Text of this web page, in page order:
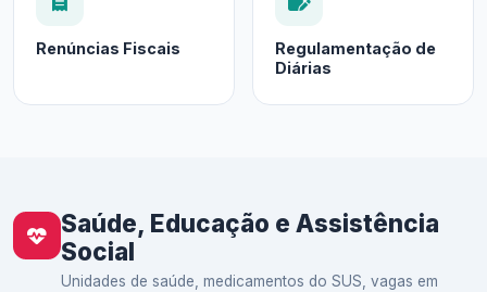
Renúncias Fiscais
Regulamentação de
Diárias
Saúde, Educação e Assistência
Social
Unidades de saúde, medicamentos do SUS, vagas em